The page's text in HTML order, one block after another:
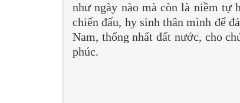
như ngày nào mà còn là niềm tự
chiến đấu, hy sinh thân mình để
Nam, thống nhất đất nước, cho
phúc.